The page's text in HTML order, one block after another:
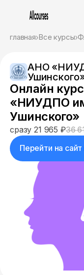
главная Все курсы
АНО
Онлайн
«НИУДПО
Ушинского»
сразу 21 965 ₽36
Перейти на сайт
Привет! Я Ваш
курсы, которые
целям.
Пожалуйста,
чтобы начать.
Приступим?